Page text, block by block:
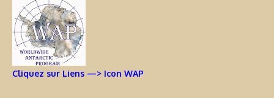
Cliquez sur Liens —> Icon WAP